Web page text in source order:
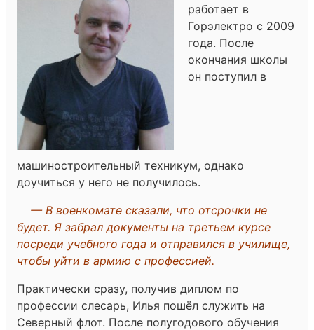
работает в
Горэлектро с 2009
года. После
окончания школы
он поступил в
машиностроительный техникум, однако
доучиться у него не получилось.
— В военкомате сказали, что отсрочки не
будет. Я забрал документы на третьем курсе
посреди учебного года и отправился в училище,
чтобы уйти в армию с профессией.
Практически сразу, получив диплом по
профессии слесарь, Илья пошёл служить на
Северный флот. После полугодового обучения